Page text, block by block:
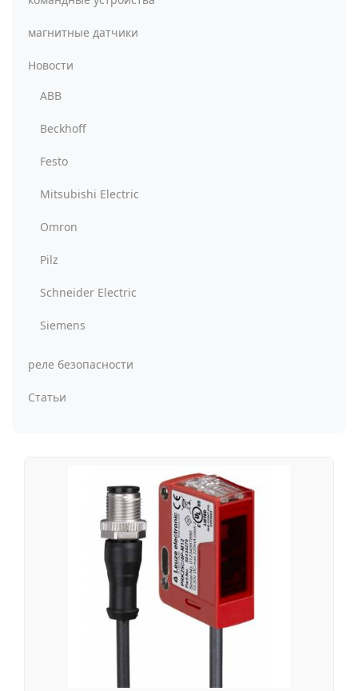
магнитные датчики
Новости
ABB
Beckhoff
Festo
Mitsubishi Electric
Omron
Pilz
Schneider Electric
Siemens
реле безопасности
Статьи